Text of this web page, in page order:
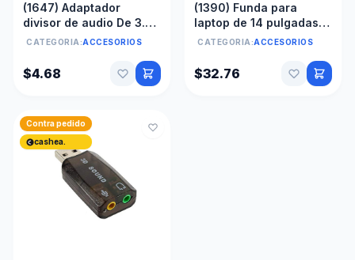
(1647) Adaptador
divisor de audio De 3.5
Mm A Micrófono
CATEGORIA:ACCESORIOS
$4.68
(1390) Funda para
laptop de 14 pulgadas
Astra linea bruma, color
CATEGORIA:ACCESORIOS
$32.76
Contra pedido
cashea.